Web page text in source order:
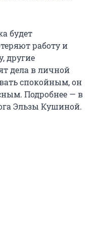
будет
работу и
другие
дела в личной
спокойным, он
Подробнее — в
Эльзы Кушиной.